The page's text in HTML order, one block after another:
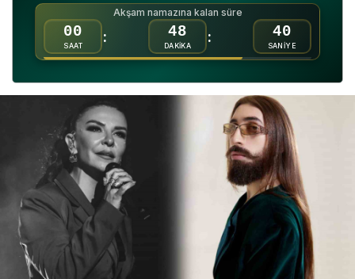
Akşam namazına kalan süre
00
SAAT
: 48
DAKİKA
: 39
SANİYE